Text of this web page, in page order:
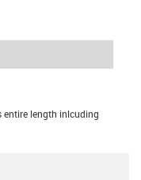
entire length inlcuding